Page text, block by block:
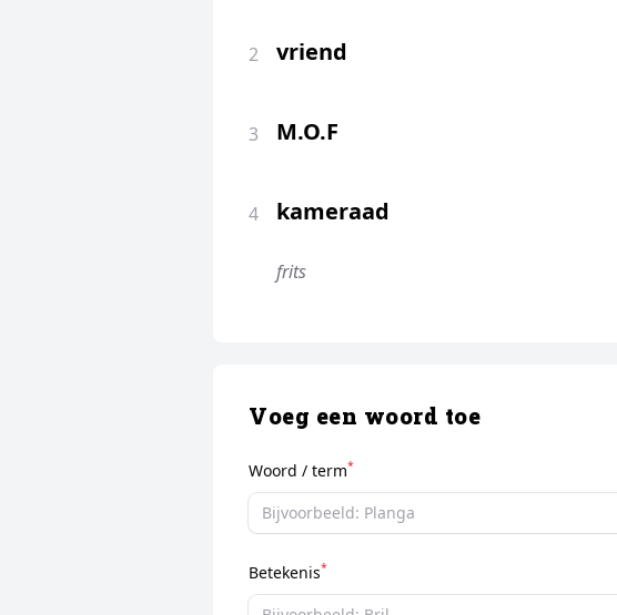
2 vriend
3 M.O.F
4 kameraad
frits
Voeg een woord toe
Woord / term*
Betekenis*